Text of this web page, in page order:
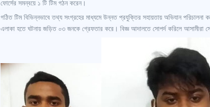
ফোর্সের সমন্বয়ে ১ টি টিম গঠন করেন।
গঠিত টিম বিভিন্নভাবে তথ্য সংগ্রহের মাধ্যমে উন্নত প্রযুক্তির সহায়তায় অভিযান
এলাকা হতে ঘটনায় জড়িত ০৩ জনকে গ্রেফতার করে। বিজ্ঞ আদালতে সোপর্দ করিলে আসামীরা